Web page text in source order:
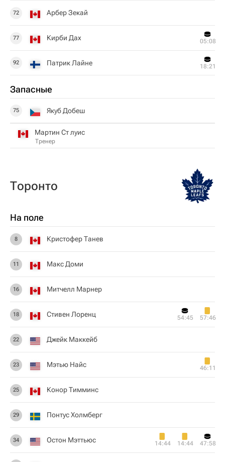
72 Арбер Зекай
77 Кирби Дах 05:08
92 Патрик Лайне 18:21
Запасные
75 Якуб Добеш
Мартин Ст луис
Тренер
Торонто
На поле
8 Кристофер Танев
11 Макс Доми
16 Митчелл Марнер
18 Стивен Лоренц 54:45 57:46
22 Джейк Маккейб
23 Мэтью Найс 46:11
25 Конор Тимминс
29 Понтус Холмберг
34 Остон Мэттьюс 14:44 14:44 47:58